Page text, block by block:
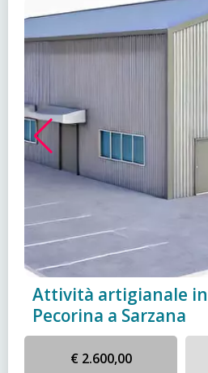
Attività artigianale
Pecorina a Sarzana
€ 2.600,00